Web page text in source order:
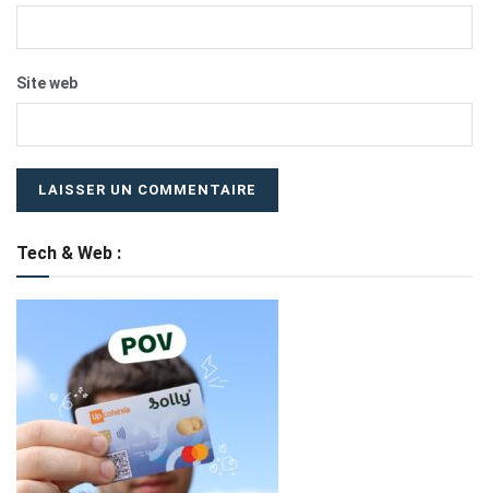
Site web
Tech & Web :